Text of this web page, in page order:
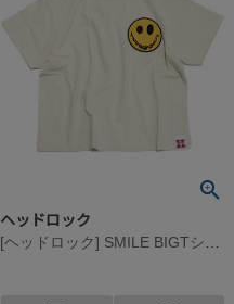
ヘッドロック